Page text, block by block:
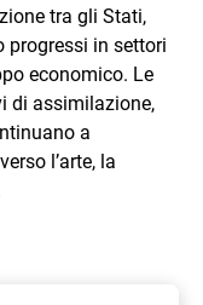
tra gli Stati,
progressi in settori
economico. Le
di assimilazione,
a
l’arte, la